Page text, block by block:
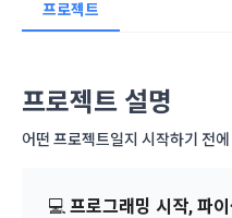
적립 XP
본 약관은 데이콘 주식회사(이
며, 어떤 방식이든 본 서비스
스를 사용하는 동안 계속 유
데이콘은 이용자 개인정
는 ‘회사’)는 서비스 기획부
경품 행사, 이벤트, 경진대회
우편이나
서신우편, 문자(SMS 또는 카
프로젝트
프로젝트 설명
어떤 프로젝트일지 시작하기 전
💻 프로그래밍 시작, 파
XP에 대한
더보기 > 공지사항> XP
위의 주의